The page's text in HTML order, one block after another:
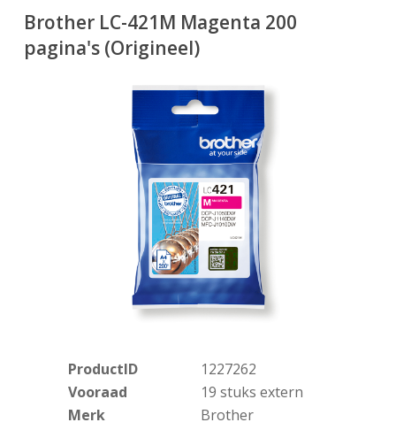
Brother LC-421M Magenta 200
pagina's (Origineel)
ProductID
1227262
Vooraad
19 stuks extern
Merk
Brother